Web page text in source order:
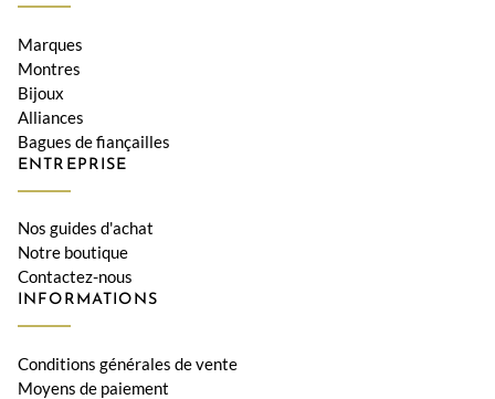
Marques
Montres
Bijoux
Alliances
Bagues de fiançailles
ENTREPRISE
Nos guides d'achat
Notre boutique
Contactez-nous
INFORMATIONS
Conditions générales de vente
Moyens de paiement